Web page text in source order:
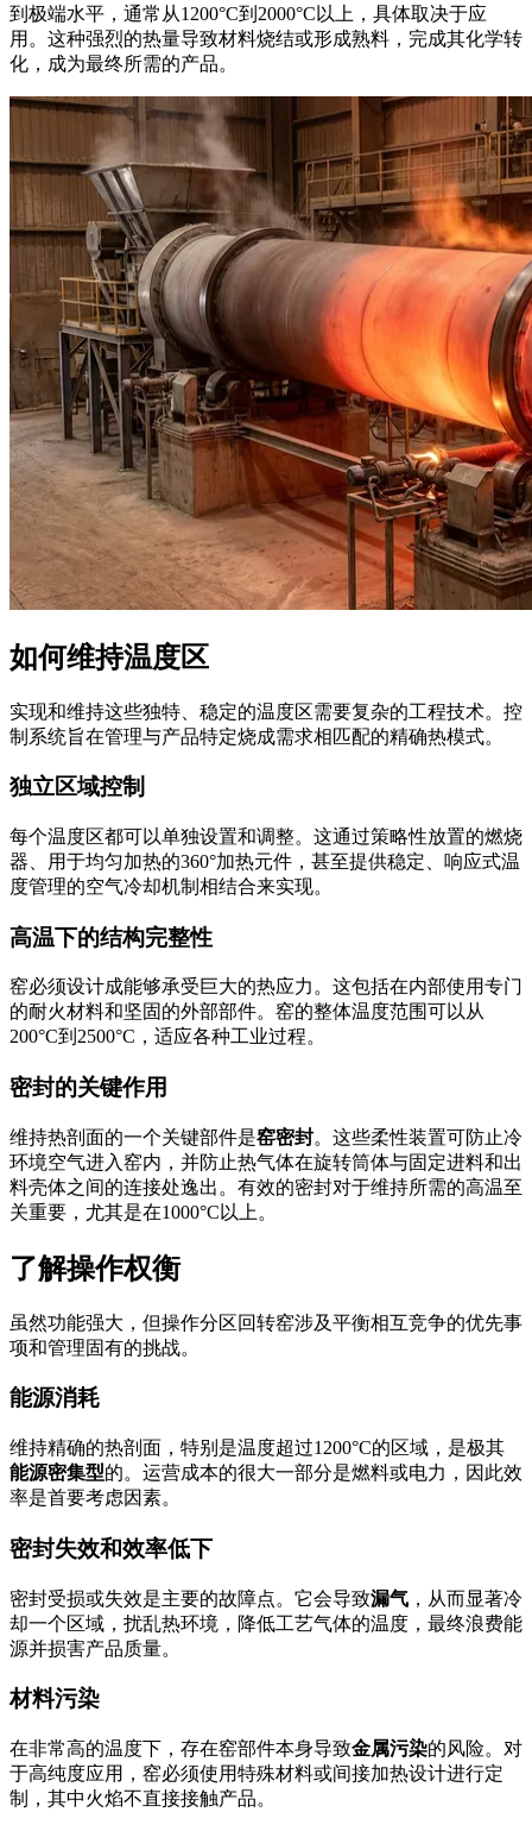
到极端水平，通常从1200°C到2000°C以上，具体取决于应
用。这种强烈的热量导致材料烧结或形成熟料，完成其化学转
化，成为最终所需的产品。
如何维持温度区
实现和维持这些独特、稳定的温度区需要复杂的工程技术。控
制系统旨在管理与产品特定烧成需求相匹配的精确热模式。
独立区域控制
每个温度区都可以单独设置和调整。这通过策略性放置的燃烧
器、用于均匀加热的360°加热元件，甚至提供稳定、响应式温
度管理的空气冷却机制相结合来实现。
高温下的结构完整性
窑必须设计成能够承受巨大的热应力。这包括在内部使用专门
的耐火材料和坚固的外部部件。窑的整体温度范围可以从
200°C到2500°C，适应各种工业过程。
密封的关键作用
维持热剖面的一个关键部件是窑密封。这些柔性装置可防止冷
环境空气进入窑内，并防止热气体在旋转筒体与固定进料和出
料壳体之间的连接处逸出。有效的密封对于维持所需的高温至
关重要，尤其是在1000°C以上。
了解操作权衡
虽然功能强大，但操作分区回转窑涉及平衡相互竞争的优先事
项和管理固有的挑战。
能源消耗
维持精确的热剖面，特别是温度超过1200°C的区域，是极其
能源密集型的。运营成本的很大一部分是燃料或电力，因此效
率是首要考虑因素。
密封失效和效率低下
密封受损或失效是主要的故障点。它会导致漏气 ，从而显著冷
却一个区域，扰乱热环境，降低工艺气体的温度，最终浪费能
源并损害产品质量。
材料污染
在非常高的温度下，存在窑部件本身导致金属污染的风险。对
于高纯度应用，窑必须使用特殊材料或间接加热设计进行定
制，其中火焰不直接接触产品。